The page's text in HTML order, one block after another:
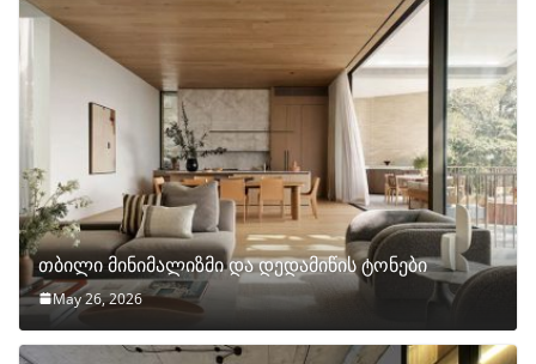
თბილი მინიმალიზმი და დედამიწის ტონები
May 26, 2026